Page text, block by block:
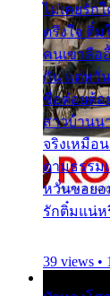
ไม่เคยรัก
ตรึงใจ ติ๋
คนเขาลือ
กัน แต่หวั่
ชื่อต๋อยต้อ
สาวบ้านน
จริงเหมือ
ตามธรรม
หวั่นขอยอ
รักติ๋มแน่ห
39 views •